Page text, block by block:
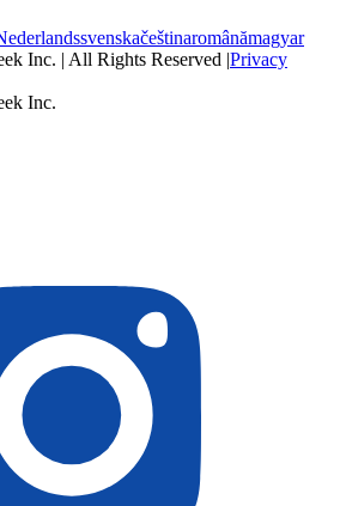
svenskačeštinaromânămagyar
Inc. | All Rights Reserved |Privacy
Inc.